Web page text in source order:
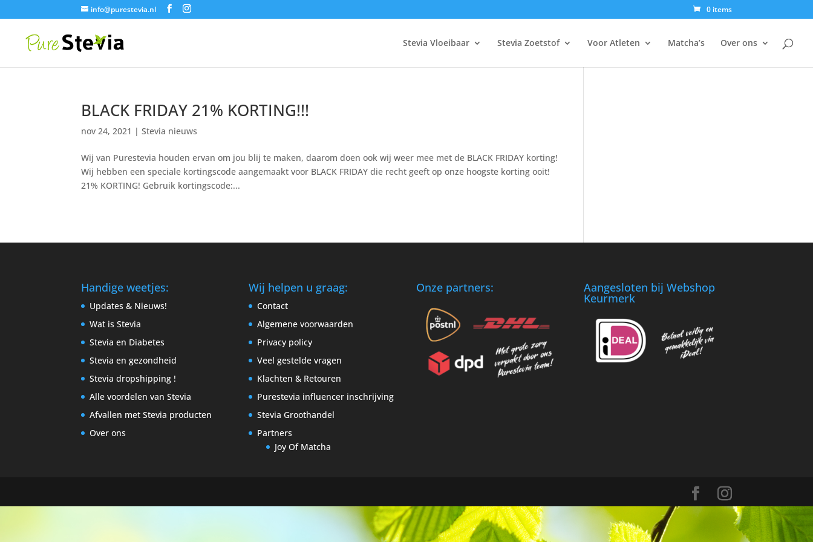
info@purestevia.nl 0 items
Stevia Vloeibaar Stevia Zoetstof Voor Atleten Matcha’s Over ons
BLACK FRIDAY 21% KORTING!!!
nov 24, 2021 |Stevia nieuws
Wij van Purestevia houden ervan om jou blij te maken, daarom doen ook wij weer mee met de BLACK FRIDAY korting!
Wij hebben een speciale kortingscode aangemaakt voor BLACK FRIDAY die recht geeft op onze hoogste korting ooit!
21% KORTING! Gebruik kortingscode:...
Handige weetjes:
Updates & Nieuws!
Wat is Stevia
Stevia en Diabetes
Stevia en gezondheid
Stevia dropshipping !
Alle voordelen van Stevia
Afvallen met Stevia producten
Over ons
Wij helpen u graag:
Contact
Algemene voorwaarden
Privacy policy
Veel gestelde vragen
Klachten & Retouren
Purestevia influencer inschrijving
Stevia Groothandel
Partners
Joy Of Matcha
Onze partners: Aangesloten bij Webshop
Keurmerk